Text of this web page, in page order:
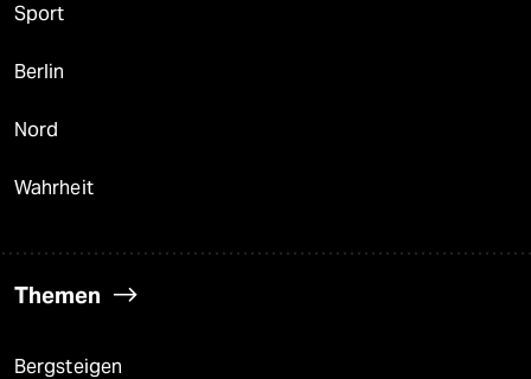
Sport
Berlin
Nord
Wahrheit
Themen
Bergsteigen